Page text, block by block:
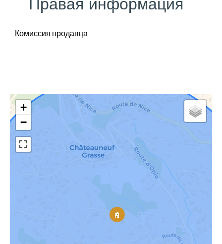
Правая информация
Комиссия продавца
+
−